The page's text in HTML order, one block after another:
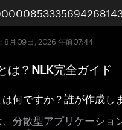
8月09日, 2026 午前07:44
は？NLK完全ガイド
何ですか？誰が作成し
分散型アプリケーショ